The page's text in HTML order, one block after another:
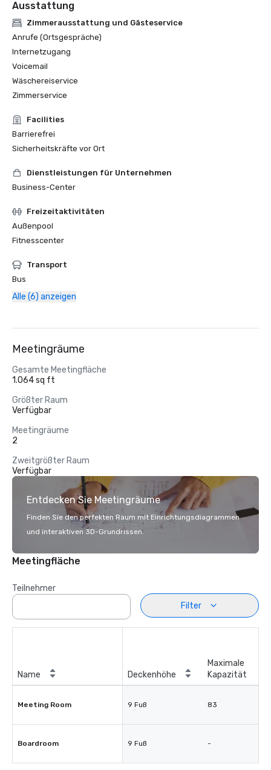
Ausstattung
Zimmerausstattung und Gästeservice
Anrufe (Ortsgespräche)
Internetzugang
Voicemail
Wäschereiservice
Zimmerservice
Facilities
Barrierefrei
Sicherheitskräfte vor Ort
Dienstleistungen für Unternehmen
Business-Center
Freizeitaktivitäten
Außenpool
Fitnesscenter
Transport
Bus
Alle (6) anzeigen
Meetingräume
Gesamte Meetingfläche
1.064 sq ft
Größter Raum
Verfügbar
Meetingräume
2
Zweitgrößter Raum
Verfügbar
Entdecken Sie Meetingräume
Finden Sie den perfekten Raum mit Einrichtungsdiagrammen
und interaktiven 3D-Grundrissen.
Meetingfläche
Teilnehmer
Filter
Name Deckenhöhe
Maximale
Kapazität
Meeting Room 9 Fuß 83
Boardroom 9 Fuß -